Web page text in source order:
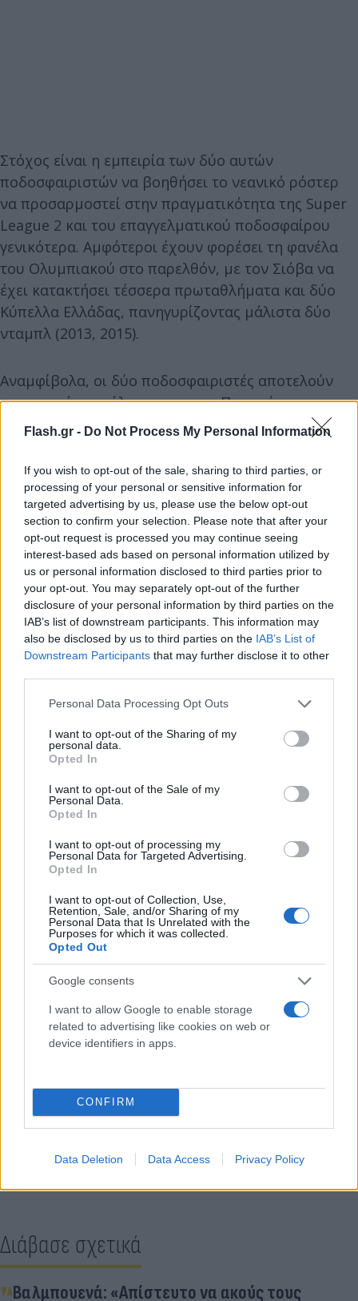
Flash.gr - Do Not Process My Personal Information
If you wish to opt-out of the sale, sharing to third parties, or
processing of your personal or sensitive information for
targeted advertising by us, please use the below opt-out
section to confirm your selection. Please note that after your
opt-out request is processed you may continue seeing
interest-based ads based on personal information utilized by
us or personal information disclosed to third parties prior to
your opt-out. You may separately opt-out of the further
disclosure of your personal information by third parties on the
IAB’s list of downstream participants. This information may
also be disclosed by us to third parties on the IAB’s List of
Downstream Participants that may further disclose it to other
Please note that this website/app uses one or more Google
not limited to your visit or usage behaviour. You may click to
grant or deny consent to Google and its third-party tags to
use your data for below specified purposes in below Google
consent section.
Personal Data Processing Opt Outs
I want to opt-out of the Sharing of my
personal data.
Opted In
I want to opt-out of the Sale of my
Personal Data.
Opted In
I want to opt-out of processing my
Personal Data for Targeted Advertising.
Opted In
I want to opt-out of Collection, Use,
Retention, Sale, and/or Sharing of my
Personal Data that Is Unrelated with the
Purposes for which it was collected.
Opted Out
Google consents
I want to allow Google to enable storage
related to advertising like cookies on web or
device identifiers in apps.
CONFIRM
Data Deletion Data Access Privacy Policy
Στόχος είναι η εμπειρία των δύο αυτών
ποδοσφαιριστών να βοηθήσει το νεανικό ρόστερ
να προσαρμοστεί στην πραγματικότητα της Super
League 2 και του επαγγελματικού ποδοσφαίρου
γενικότερα. Αμφότεροι έχουν φορέσει τη φανέλα
του Ολυμπιακού στο παρελθόν, με τον Σιόβα να
έχει κατακτήσει τέσσερα πρωταθλήματα και δύο
Κύπελλα Ελλάδας, πανηγυρίζοντας μάλιστα δύο
νταμπλ (2013, 2015).
Αναμφίβολα, οι δύο ποδοσφαιριστές αποτελούν
σημαντικά «κεφάλαια» για τους Πειραιώτες και ο
ρόλος τους θα είναι κομβικός τόσο για τον νέο
Η επιστροφή του Σιόβα, παρά το γεγονός ότι δεν
αφορά την πρώτη ομάδα, σηματοδοτεί την
επένδυση του Ολυμπιακού στην εμπειρία και την
καθοδήγηση των επόμενων γενεών
ποδοσφαιριστών του.
Κάνε κλικ και δες περισσότερο
Flash.grστην αναζήτηση τηςGoogle
Διάβασε σχετικά
Βαλμπουενά: «Απίστευτο να ακούς τους